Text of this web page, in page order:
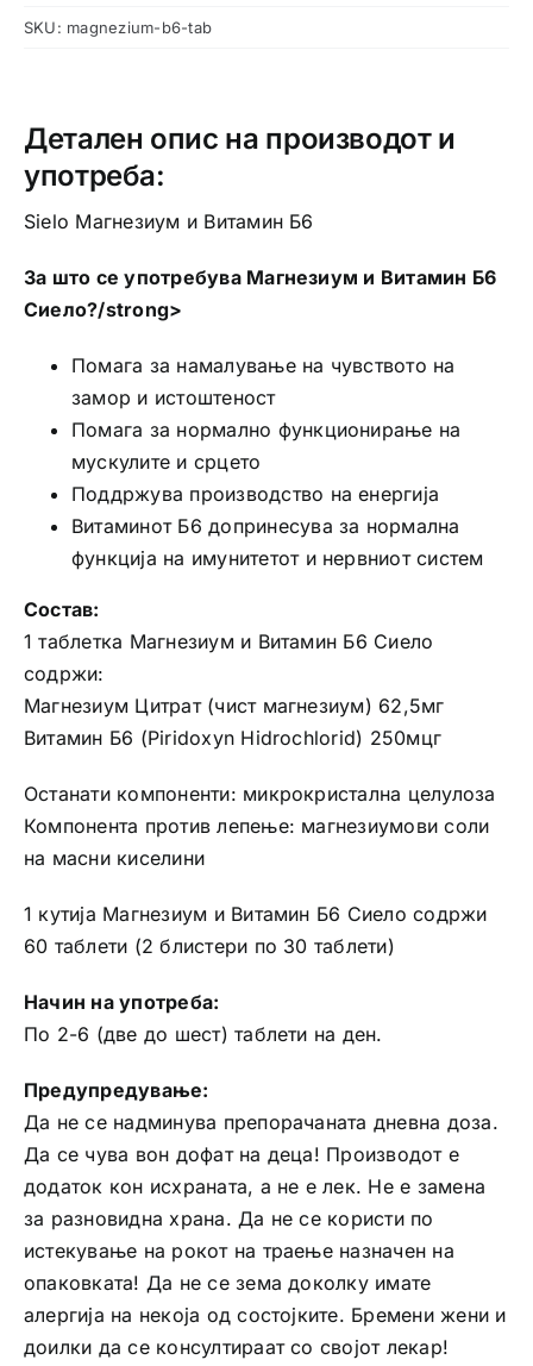
SKU: magnezium-b6-tab
Детален опис на производот и
употреба:
Sielo Магнезиум и Витамин Б6
За што се употребува Магнезиум и Витамин Б6
Сиело?/strong>
Помага за намалување на чувството на
замор и истоштеност
Помага за нормално функционирање на
мускулите и срцето
Поддржува производство на енергија
Витаминот Б6 допринесува за нормална
функција на имунитетот и нервниот систем
Состав:
1 таблетка Магнезиум и Витамин Б6 Сиело
содржи:
Магнезиум Цитрат (чист магнезиум) 62,5мг
Витамин Б6 (Piridoxyn Hidrochlorid) 250мцг
Останати компоненти: микрокристална целулоза
Компонента против лепење: магнезиумови соли
на масни киселини
1 кутија Магнезиум и Витамин Б6 Сиело содржи
60 таблети (2 блистери по 30 таблети)
Начин на употреба:
По 2-6 (две до шест) таблети на ден.
Предупредување:
Да не се надминува препорачаната дневна доза.
Да се чува вон дофат на деца! Производот е
додаток кон исхраната, а не е лек. Не е замена
за разновидна храна. Да не се користи по
истекување на рокот на траење назначен на
опаковката! Да не се зема доколку имате
алергија на некоја од состојките. Бремени жени и
доилки да се консултираат со својот лекар!